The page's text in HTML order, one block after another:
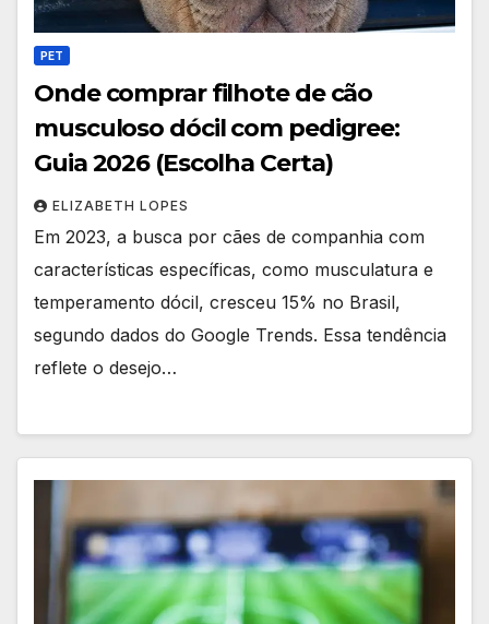
PET
Onde comprar filhote de cão
musculoso dócil com pedigree:
Guia 2026 (Escolha Certa)
ELIZABETH LOPES
Em 2023, a busca por cães de companhia com
características específicas, como musculatura e
temperamento dócil, cresceu 15% no Brasil,
segundo dados do Google Trends. Essa tendência
reflete o desejo…